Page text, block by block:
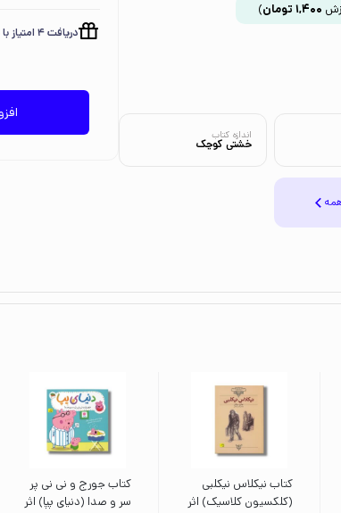
1,400 تومان)
اندازه کتاب
خشتی کوچک
دریافت 4 امتیاز با خرید این محصول
کتاب نیکلاس نیکلبی
(کلکسیون کلاسیک) اثر
کتاب جورج و نی نی پر
سر و صدا (دنیای پپا) اثر